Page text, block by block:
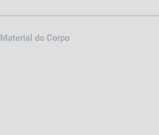
Material do Corpo